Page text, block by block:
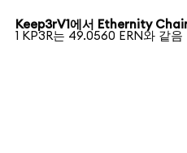
Keep3rV1에서 Ethernity
1 KP3R는 49.0560 ERN와 같음